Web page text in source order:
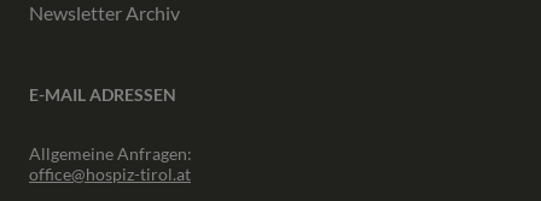
Newsletter Archiv
E-MAIL ADRESSEN
Allgemeine Anfragen:
office@hospiz-tirol.at